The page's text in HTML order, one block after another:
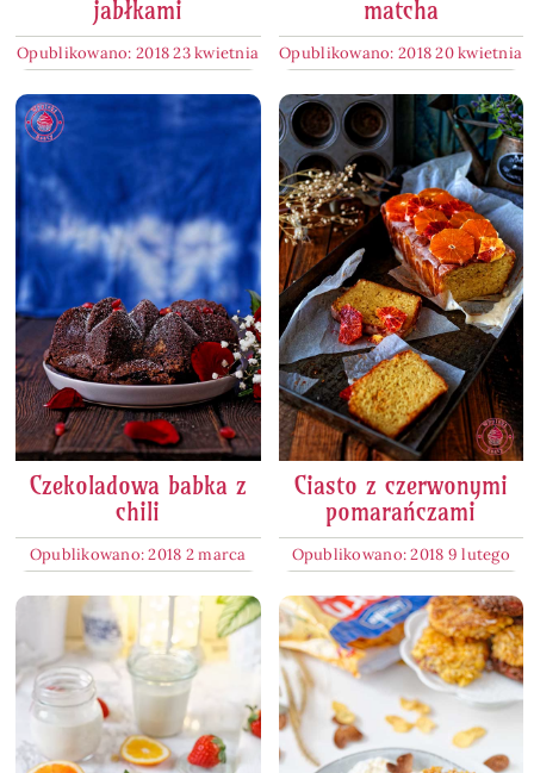
jabłkami
Opublikowano: 2018 23 kwietnia
matcha
Opublikowano: 2018 20 kwietnia
Czekoladowa babka z
chili
Opublikowano: 2018 2 marca
Ciasto z czerwonymi
pomarańczami
Opublikowano: 2018 9 lutego